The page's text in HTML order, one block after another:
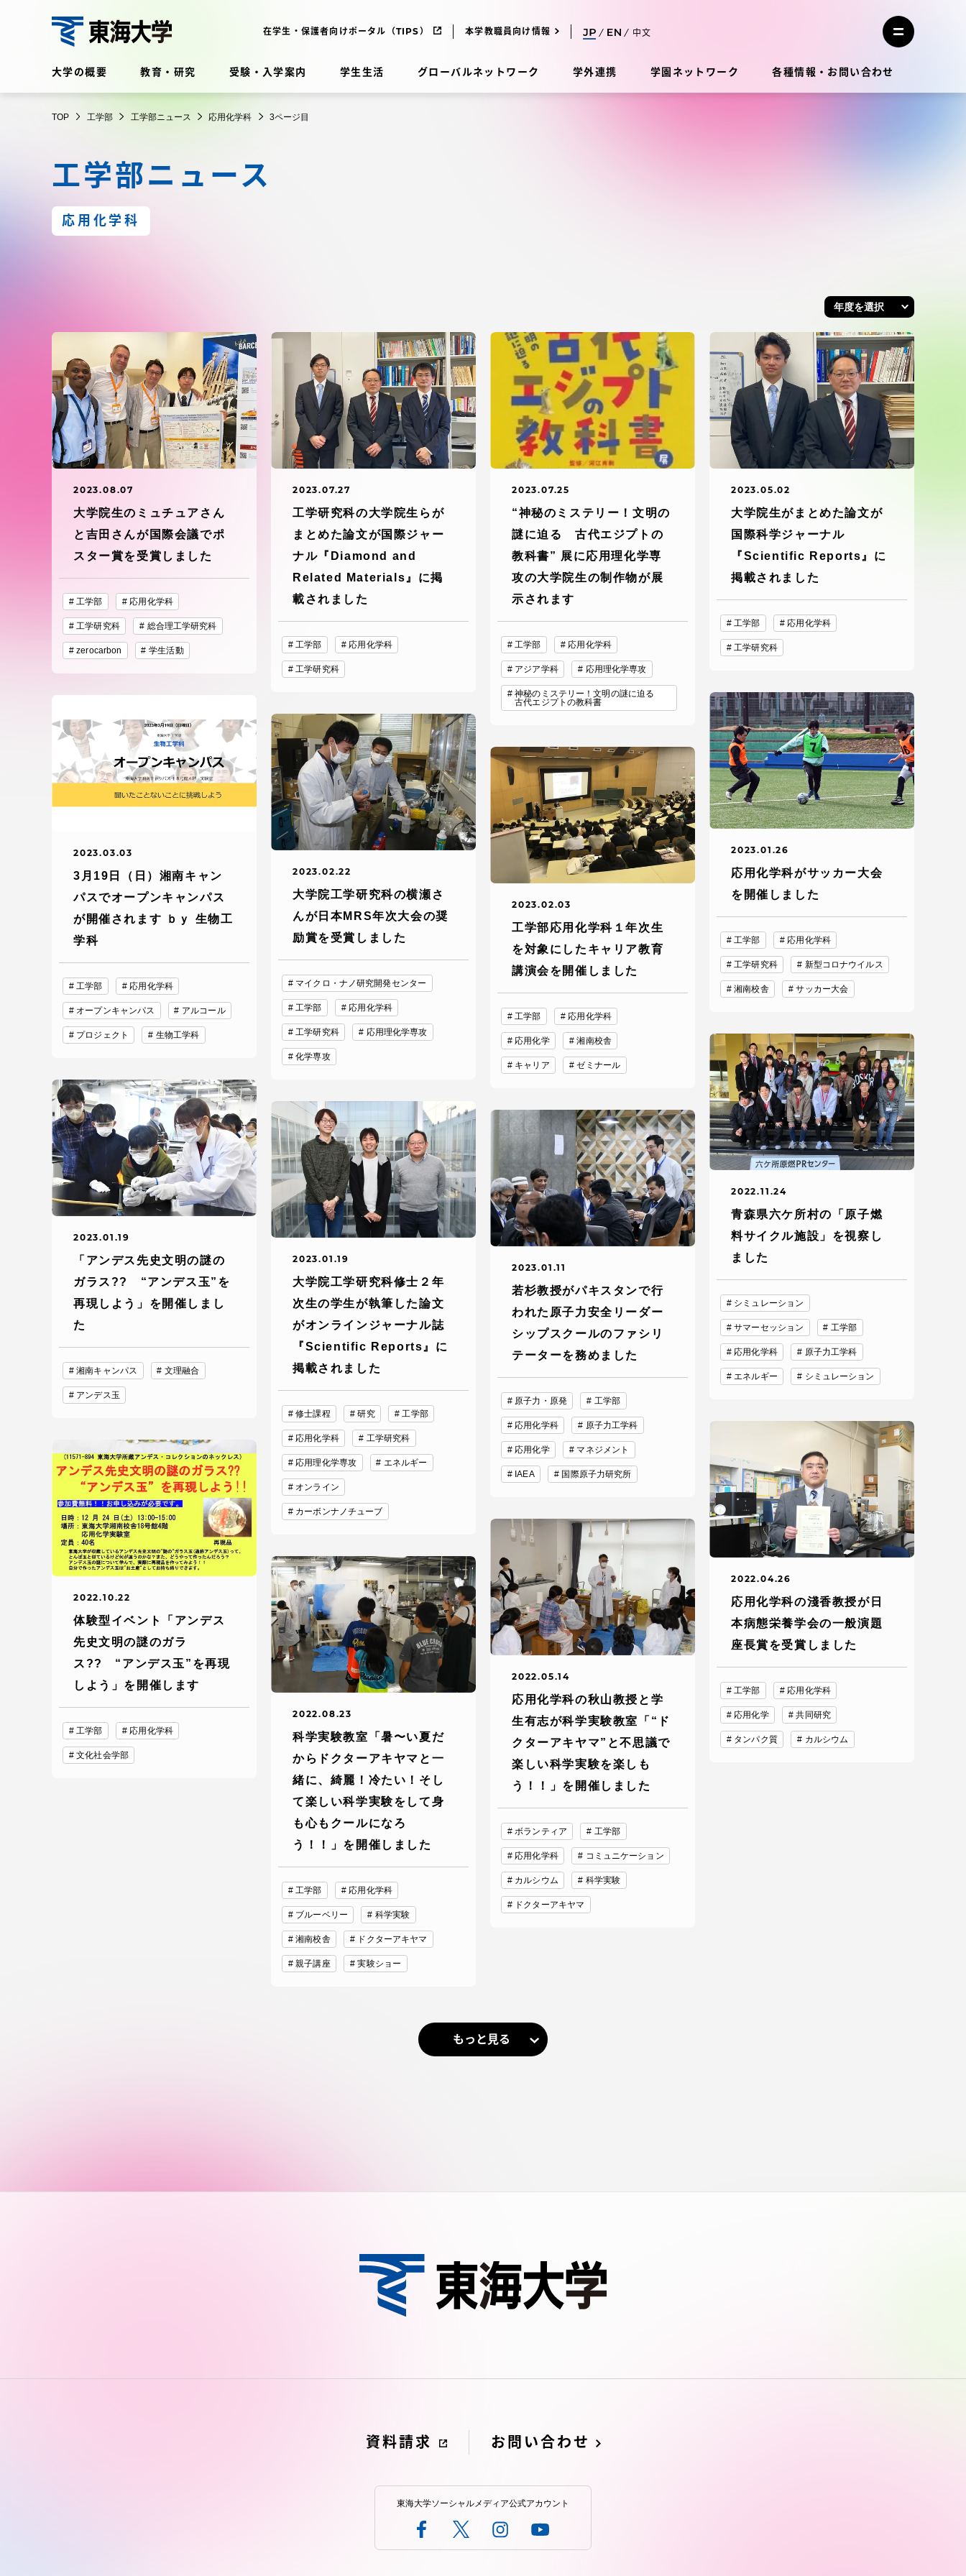
工
大学の概要 教育・研究 受験・入学案内 学生生活 グローバルネットワーク 学外連携 学園ネットワーク 各種情報・お問い合わせ
在学生・保護者向けポータル（TIPS） 本学教職員向け情報 中文
メ
ニ
TOP 工学部 工学部ニュース 応用化学科 3ページ目
工学部ニュース
応用化学科
2023.08.07
大学院生のミュチュアさん
と吉田さんが国際会議でポ
スター賞を受賞しました
工学部 応用化学科
工学研究科 総合理工学研究科
zerocarbon 学生活動
2023.07.27
工学研究科の大学院生らが
まとめた論文が国際ジャー
ナル『Diamond and
Related Materials』に掲
載されました
工学部 応用化学科
工学研究科
2023.07.25
“神秘のミステリー！文明の
謎に迫る 古代エジプトの
教科書” 展に応用理化学専
攻の大学院生の制作物が展
示されます
工学部 応用化学科
アジア学科 応用理化学専攻
神秘のミステリー！文明の謎に迫る
古代エジプトの教科書
2023.05.02
大学院生がまとめた論文が
国際科学ジャーナル
『Scientific Reports』に
掲載されました
工学部 応用化学科
工学研究科
2023.03.03
3月19日（日）湘南キャン
パスでオープンキャンパス
が開催されます ｂｙ 生物工
学科
工学部 応用化学科
オープンキャンパス アルコール
プロジェクト 生物工学科
2023.02.22
大学院工学研究科の横瀬さ
んが日本MRS年次大会の奨
励賞を受賞しました
マイクロ・ナノ研究開発センター
工学部 応用化学科
工学研究科 応用理化学専攻
化学専攻
2023.02.03
工学部応用化学科１年次生
を対象にしたキャリア教育
講演会を開催しました
工学部 応用化学科
応用化学 湘南校舎
キャリア ゼミナール
2023.01.26
応用化学科がサッカー大会
を開催しました
工学部 応用化学科
工学研究科 新型コロナウイルス
湘南校舎 サッカー大会
2023.01.19
「アンデス先史文明の謎の
ガラス?? “アンデス玉”を
再現しよう」を開催しまし
た
湘南キャンパス 文理融合
アンデス玉
2023.01.19
大学院工学研究科修士２年
次生の学生が執筆した論文
がオンラインジャーナル誌
『Scientific Reports』に
掲載されました
修士課程 研究 工学部
応用化学科 工学研究科
応用理化学専攻 エネルギー
オンライン
カーボンナノチューブ
2023.01.11
若杉教授がパキスタンで行
われた原子力安全リーダー
シップスクールのファシリ
テーターを務めました
原子力・原発 工学部
応用化学科 原子力工学科
応用化学 マネジメント
IAEA 国際原子力研究所
2022.11.24
青森県六ケ所村の「原子燃
料サイクル施設」を視察し
ました
シミュレーション
サマーセッション 工学部
応用化学科 原子力工学科
エネルギー シミュレーション
2022.10.22
体験型イベント「アンデス
先史文明の謎のガラ
ス?? “アンデス玉”を再現
しよう」を開催します
工学部 応用化学科
文化社会学部
2022.08.23
科学実験教室「暑〜い夏だ
からドクターアキヤマと一
緒に、綺麗！冷たい！そし
て楽しい科学実験をして身
も心もクールになろ
う！！」を開催しました
工学部 応用化学科
ブルーベリー 科学実験
湘南校舎 ドクターアキヤマ
親子講座 実験ショー
2022.05.14
応用化学科の秋山教授と学
生有志が科学実験教室「“ド
クターアキヤマ”と不思議で
楽しい科学実験を楽しも
う！！」を開催しました
ボランティア 工学部
応用化学科 コミュニケーション
カルシウム 科学実験
ドクターアキヤマ
2022.04.26
応用化学科の淺香教授が日
本病態栄養学会の一般演題
座長賞を受賞しました
工学部 応用化学科
応用化学 共同研究
タンパク質 カルシウム
もっと見る
資料請求 お問い合わせ
東海大学ソーシャルメディア公式アカウント
ュ
ー
在学生・保護者向けポータル
大学の概要
する取り組みについて
東海大学環境憲章
ダイバーシティ推進
学則・諸規程
キャンパス案内
教育・研究組織について
教育方針
教育システム
教育センター
研究支援・体制
スポーツ・施設
研究所
付属図書館
リー
受験イベント
入学案内
東海大学会員サイト案内（資料
請求）
出願方法
合否発表・入学手続
奨学金
ToCoチャレ
海外研修航海
キャリア就職（学内向け情報）
グローバルネットワーク
海外派遣留学プログラム –
TOKAI Outbound
留学生への情報 – TOKAI
Inbound
Global Programs
外国人研究者
特色ある国際活動
グローバル大学へ向けた取り組
みのための基本理念
語学教育センター
学外連携
学外連携
産官学連携
キャリア就職（採用担当者向け
情報）
学園ネットワーク
学園ネットワーク
厚生施設
学園関連機関
卒業生サービス
関連教育機関
各種情報・お問い合わせ
サイトマップ
サイト閲覧環境
免責事項
お問い合わせ
情報の公表
本学教職員向け情報
アクセス情報
品川キャンパス 静岡キャンパス 熊本キャンパス
阿蘇くまもと
TOKAIスポーツ ニュースリリース
卒業にあたっての
アンケート
認証評価
教育研究上の目的
お問い合わせ 在学生・保護者向けポータル（TIPS） 本学教職員向け情報